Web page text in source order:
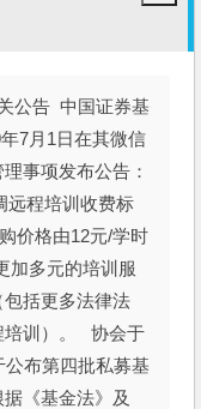
公告 中国证券基
7月1日在其微信
事项发布公告：
远程培训收费标
价格由12元/学时
加多元的培训服
括更多法律法
培训）。 协会于
布第四批私募基
《基金法》及